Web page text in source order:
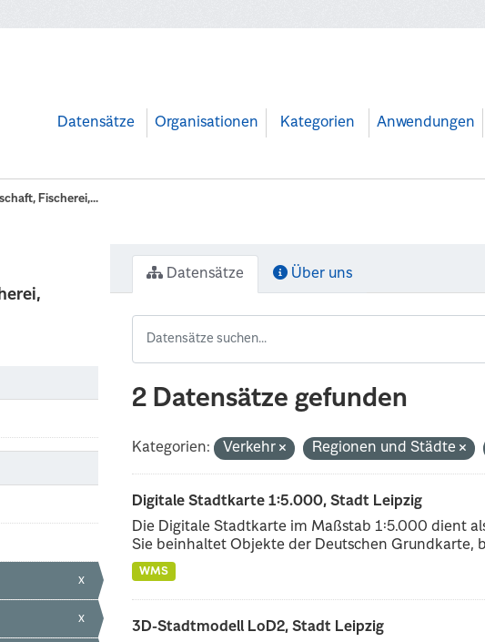
Datensätze Organisationen Kategorien Anwendungen
Fischerei,...
x
x
Datensätze Über uns
2 Datensätze gefunden
Kategorien: Verkehr Regionen und Städte
Digitale Stadtkarte 1:5.000, Stadt Leipzig
Die Digitale Stadtkarte im Maßstab 1:5.000 dient
Sie beinhaltet Objekte der Deutschen Grundkarte,
WMS
3D-Stadtmodell LoD2, Stadt Leipzig